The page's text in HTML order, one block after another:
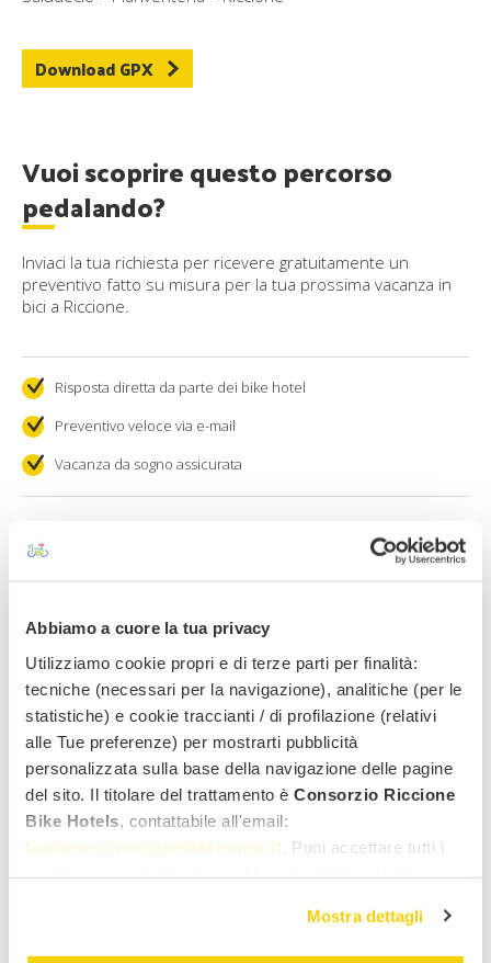
Abbiamo a cuore la tua privacy
Utilizziamo cookie propri e di terze parti per finalità:
tecniche (necessari per la navigazione), analitiche (per le
statistiche) e cookie traccianti / di profilazione (relativi
alle Tue preferenze) per mostrarti pubblicità
personalizzata sulla base della navigazione delle pagine
del sito. Il titolare del trattamento è Consorzio Riccione
Bike Hotels , contattabile all'email:
business@riccionebikehotels.it . Puoi accettare tutti i
gestire le tue preferenze facendo clic su "Personalizza".
Al fine di revocare il consenso prestato e visualizzare le
Mostra dettagli
Download GPX
Vuoi scoprire questo percorso
pedalando?
Inviaci la tua richiesta per ricevere gratuitamente un
preventivo fatto su misura per la tua prossima vacanza in
bici a Riccione.
Risposta diretta da parte dei bike hotel
Preventivo veloce via e-mail
Vacanza da sogno assicurata
Data di arrivo
Adulti Bambini
Vuoi noleggiare una bici?
Si
No
Cognome